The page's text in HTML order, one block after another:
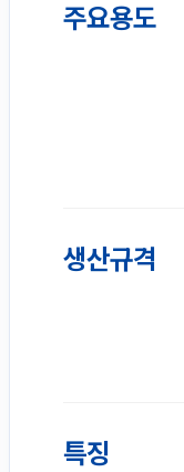
주요용도
생산규격
특징